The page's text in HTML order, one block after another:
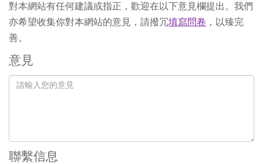
對本網站有任何建議或指正，歡迎在以下意見欄提出。我們
亦希望收集你對本網站的意見，請撥冗填寫問卷 ，以臻完
善。
意見
聯繫信息